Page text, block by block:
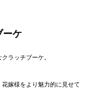
ーケ
ラッチブーケ。
嫁様をより魅力的に見せて